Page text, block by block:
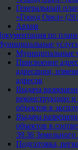
Генеральный
«Город Орел»
Архив
по
Муниципальные
Присвоение
адресации,
адресов
Выдача
реконструкцию
объектов в
Выдача
объектов в
39.36
Подготовка,